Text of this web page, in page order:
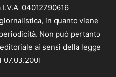
04012790616
in quanto viene
Non può pertanto
ai sensi della legge
07.03.2001